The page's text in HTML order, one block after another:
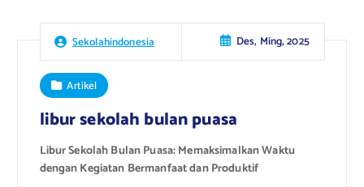
Sekolahindonesia Des, Ming, 2025
Artikel
libur sekolah bulan puasa
Libur Sekolah Bulan Puasa: Memaksimalkan Waktu
dengan Kegiatan Bermanfaat dan Produktif